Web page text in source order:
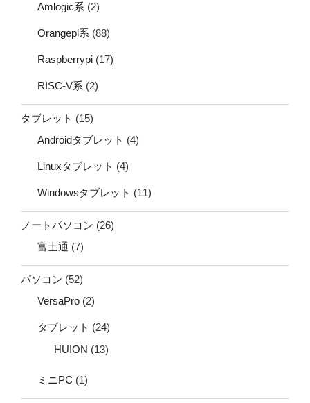
Amlogic系 (2)
Orangepi系 (88)
Raspberrypi (17)
RISC-V系 (2)
タブレット (15)
Androidタブレット (4)
Linuxタブレット (4)
Windowsタブレット (11)
ノートパソコン (26)
富士通 (7)
パソコン (52)
VersaPro (2)
タブレット (24)
HUION (13)
ミニPC (1)